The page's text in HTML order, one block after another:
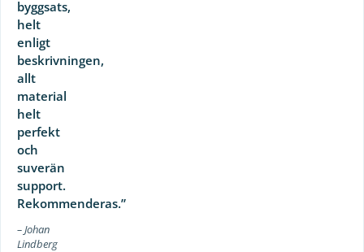
byggsats,
helt
enligt
beskrivningen,
allt
material
helt
perfekt
och
suverän
support.
Rekommenderas.”
– Johan
Lindberg